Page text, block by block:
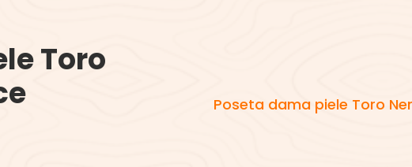
Toro
Poseta dama piele Toro